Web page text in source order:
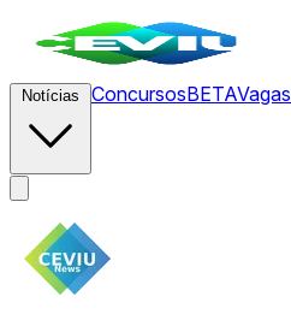
ConcursosBETAVagas